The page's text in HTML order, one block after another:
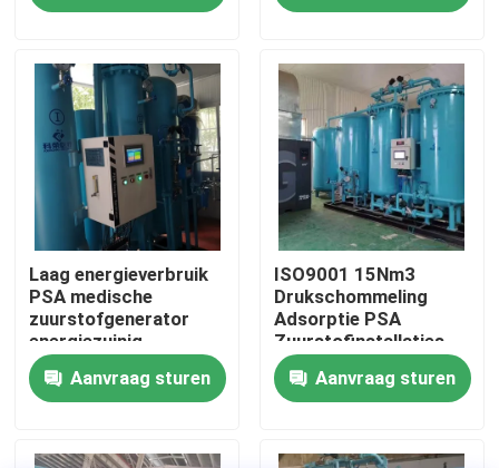
Kwaliteitscontrole
Neem contact met ons op
Nieuws
Vraag een offerte
PSA stikstofgasgeneratoren
De Generator van de hoge Zuiverheidsstikstof
Laag energieverbruik
PSA medische
zuurstofgenerator
energiezuinig
Aanvraag sturen
ISO9001 15Nm3
Drukschommeling
Adsorptie PSA
Zuurstofinstallaties
Lage onderhoud
Aanvraag sturen